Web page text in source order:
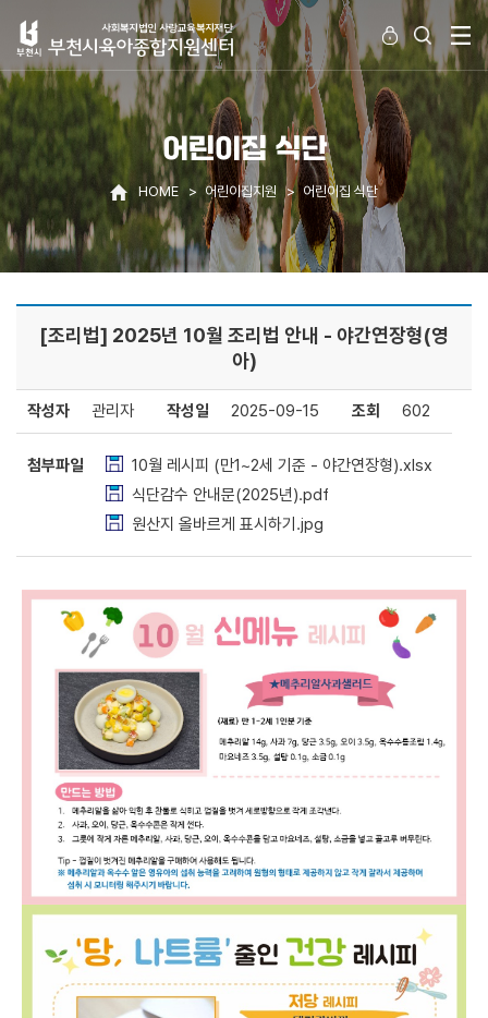
어린이집 식단
HOME 어린이집지원 어린이집 식단
[조리법] 2025년 10월 조리법 안내 - 야간연장형(영
아)
작성자 관리자 작성일 2025-09-15 조회 602
첨부파일
10월 레시피 (만1~2세 기준 - 야간연장형).xlsx
식단감수 안내문(2025년).pdf
원산지 올바르게 표시하기.jpg